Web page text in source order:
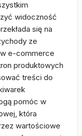
widoczność
się na
ze
e-commerce
produktowych
treści do
pomóc w
która
wartościowe